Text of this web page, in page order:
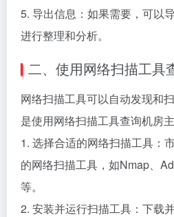
5. 导出信息：如果需要，可以
进行整理和分析。
二、使用网络扫描工具
网络扫描工具可以自动发现和
是使用网络扫描工具查询机房
1. 选择合适的网络扫描工具：
的网络扫描工具，如Nmap、
等。
2. 安装并运行扫描工具：下载